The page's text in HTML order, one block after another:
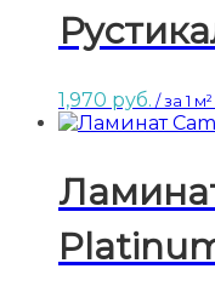
1,970 руб. / за 1 м²